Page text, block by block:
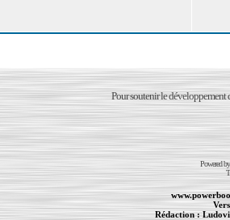
Pour soutenir le développement
Powered
Rédaction :